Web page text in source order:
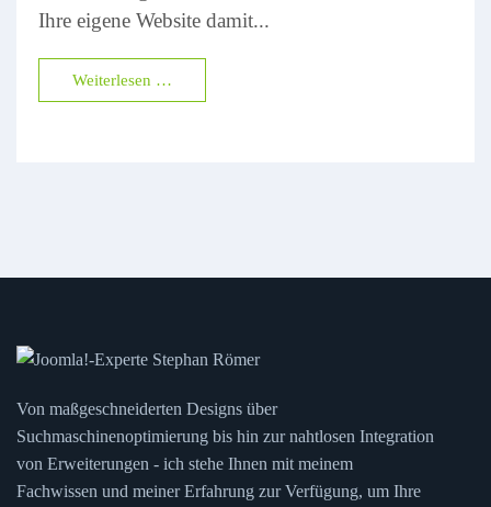
Ihre eigene Website damit...
Weiterlesen …
Von maßgeschneiderten Designs über
Suchmaschinenoptimierung bis hin zur nahtlosen Integration
von Erweiterungen - ich stehe Ihnen mit meinem
Fachwissen und meiner Erfahrung zur Verfügung, um Ihre